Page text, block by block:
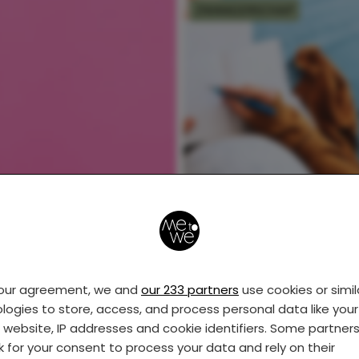
agreement, we and our 233 partners use cookies or
to store, access, and process personal data like
IP addresses and cookie identifiers. Some
for your consent to process your data and rely on their
41 weken zwanger:
wachten, inleiden of
strippen?
MOEDER